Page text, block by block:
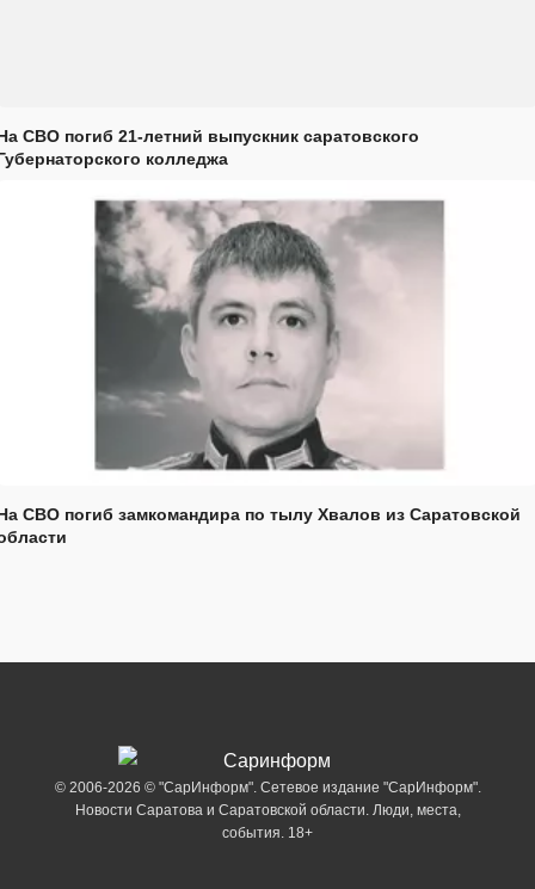
СВО погиб 21-летний выпускник саратовского
колледжа
СВО погиб замкомандира по тылу Хвалов из Саратовской
© 2006-2026 © "СарИнформ". Сетевое издание "СарИнформ".
Новости Саратова и Саратовской области. Люди, места,
события. 18+